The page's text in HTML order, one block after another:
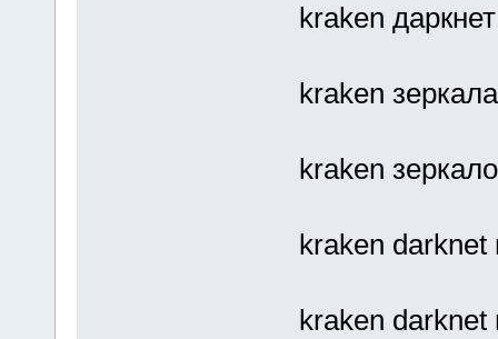
kraken
kraken зеркала
kraken
kraken darknet
kraken darknet